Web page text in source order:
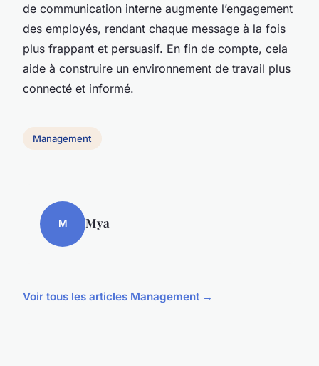
de communication interne augmente l’engagement
des employés, rendant chaque message à la fois
plus frappant et persuasif. En fin de compte, cela
aide à construire un environnement de travail plus
connecté et informé.
Management
M Mya
Voir tous les articles Management →